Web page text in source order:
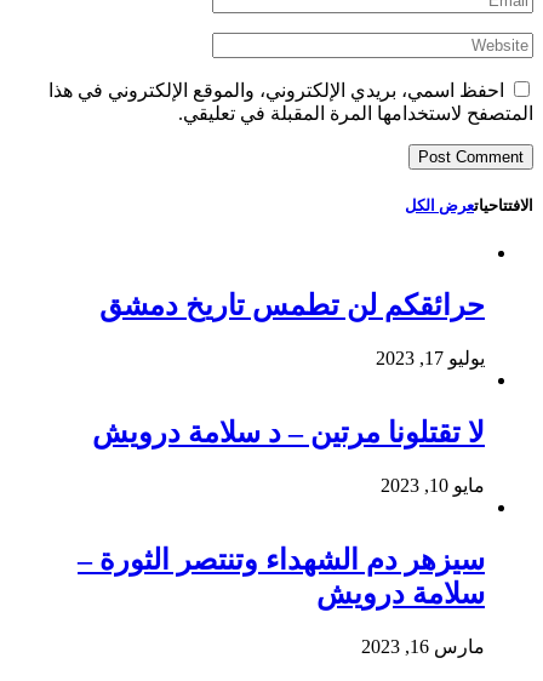
احفظ اسمي، بريدي الإلكتروني، والموقع الإلكتروني في هذا
المتصفح لاستخدامها المرة المقبلة في تعليقي.
الافتتاحياتعرض الكل
حرائقكم لن تطمس تاريخ دمشق
يوليو 17, 2023
لا تقتلونا مرتين – د سلامة درويش
مايو 10, 2023
سيزهر دم الشهداء وتنتصر الثورة –
سلامة درويش
مارس 16, 2023